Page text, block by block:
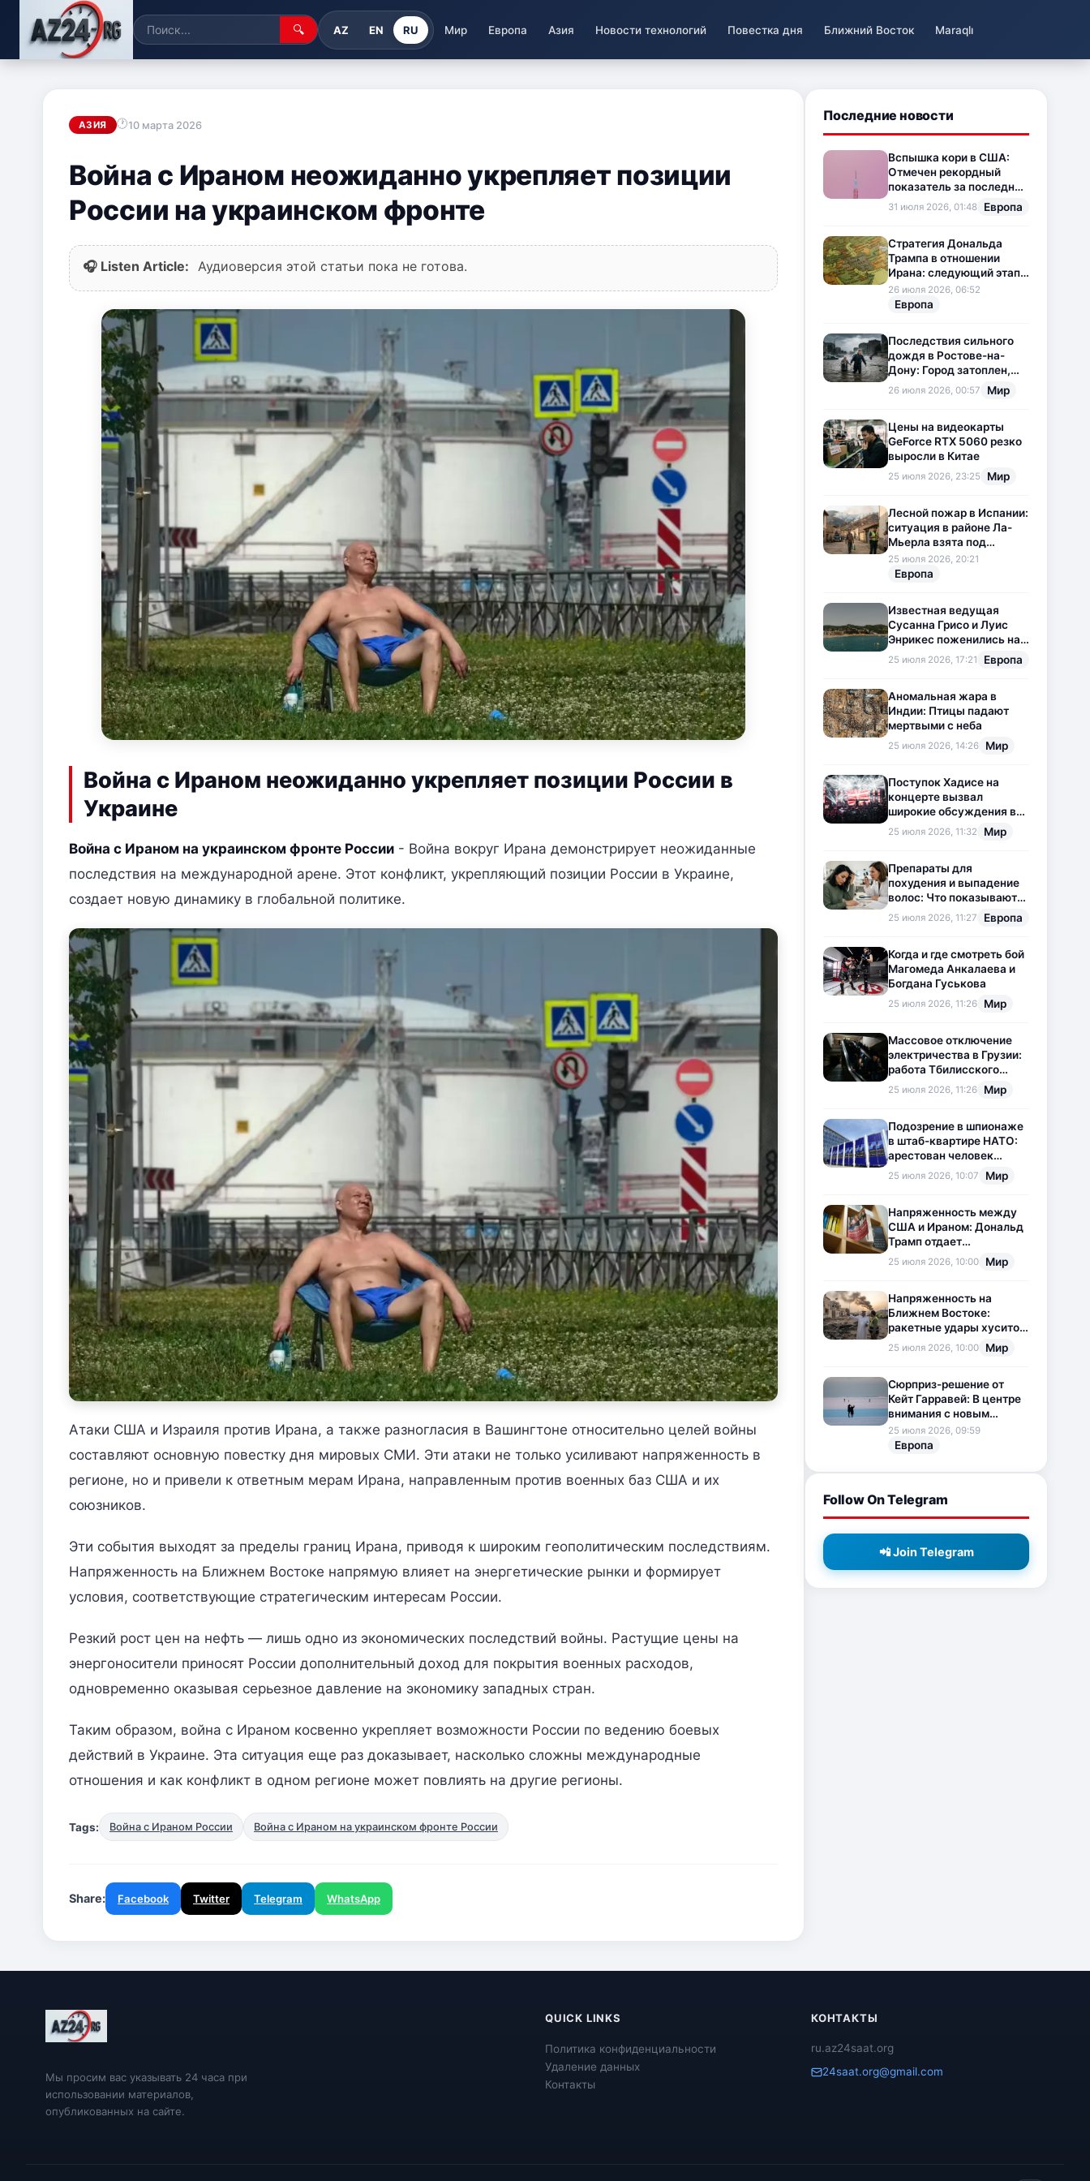
🔍 AZ EN RU Мир Европа Азия Новости технологий Повестка дня Ближний Восток Maraqlı
АЗИЯ 10 марта 2026
Война с Ираном неожиданно укрепляет позиции
России на украинском фронте
🎧 Listen Article: Аудиоверсия этой статьи пока не готова.
Война с Ираном неожиданно укрепляет позиции России в
Украине
Война с Ираном на украинском фронте России - Война вокруг Ирана демонстрирует неожиданные
последствия на международной арене. Этот конфликт, укрепляющий позиции России в Украине,
создает новую динамику в глобальной политике.
Атаки США и Израиля против Ирана, а также разногласия в Вашингтоне относительно целей войны
составляют основную повестку дня мировых СМИ. Эти атаки не только усиливают напряженность в
регионе, но и привели к ответным мерам Ирана, направленным против военных баз США и их
союзников.
Эти события выходят за пределы границ Ирана, приводя к широким геополитическим последствиям.
Напряженность на Ближнем Востоке напрямую влияет на энергетические рынки и формирует
условия, соответствующие стратегическим интересам России.
Резкий рост цен на нефть — лишь одно из экономических последствий войны. Растущие цены на
энергоносители приносят России дополнительный доход для покрытия военных расходов,
одновременно оказывая серьезное давление на экономику западных стран.
Таким образом, война с Ираном косвенно укрепляет возможности России по ведению боевых
действий в Украине. Эта ситуация еще раз доказывает, насколько сложны международные
отношения и как конфликт в одном регионе может повлиять на другие регионы.
Tags: Война с Ираном России Война с Ираном на украинском фронте России
Share: Facebook Twitter Telegram WhatsApp
Последние новости
Вспышка кори в США:
Отмечен рекордный
показатель за последние
35 лет
31 июля 2026, 01:48 Европа
Стратегия Дональда
Трампа в отношении
Ирана: следующий этап
напряженности на
Ближнем Востоке
26 июля 2026, 06:52
Европа
Последствия сильного
дождя в Ростове-на-
Дону: Город затоплен,
свет отключен
26 июля 2026, 00:57 Мир
Цены на видеокарты
GeForce RTX 5060 резко
выросли в Китае
25 июля 2026, 23:25 Мир
Лесной пожар в Испании:
ситуация в районе Ла-
Мьерла взята под
контроль
25 июля 2026, 20:21
Европа
Известная ведущая
Сусанна Грисо и Луис
Энрикес поженились на
Коста-Браве
25 июля 2026, 17:21 Европа
Аномальная жара в
Индии: Птицы падают
мертвыми с неба
25 июля 2026, 14:26 Мир
Поступок Хадисе на
концерте вызвал
широкие обсуждения в
социальных сетях
25 июля 2026, 11:32 Мир
Препараты для
похудения и выпадение
волос: Что показывают
новые исследования?
25 июля 2026, 11:27 Европа
Когда и где смотреть бой
Магомеда Анкалаева и
Богдана Гуськова
25 июля 2026, 11:26 Мир
Массовое отключение
электричества в Грузии:
работа Тбилисского
метрополитена
приостановлена
25 июля 2026, 11:26 Мир
Подозрение в шпионаже
в штаб-квартире НАТО:
арестован человек
китайского
происхождения
25 июля 2026, 10:07 Мир
Напряженность между
США и Ираном: Дональд
Трамп отдает
предпочтение
дипломатии
25 июля 2026, 10:00 Мир
Напряженность на
Ближнем Востоке:
ракетные удары хуситов
по Саудовской Аравии
загоняют ситуацию в
25 июля 2026, 10:00 Мир
Сюрприз-решение от
Кейт Гарравей: В центре
внимания с новым
любовным
приключением
25 июля 2026, 09:59
Европа
Follow On Telegram
📲 Join Telegram
Мы просим вас указывать 24 часа при
использовании материалов,
опубликованных на сайте.
QUICK LINKS
Политика конфиденциальности
Удаление данных
Контакты
КОНТАКТЫ
ru.az24saat.org
24saat.org@gmail.com